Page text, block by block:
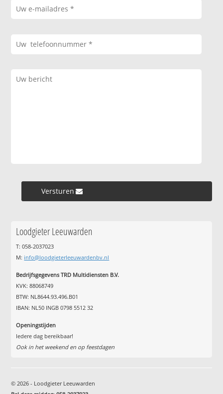
Versturen »
Loodgieter Leeuwarden
T: 058-2037023
M: info@loodgieterleeuwardenbv.nl
Bedrijfsgegevens TRD Multidiensten B.V.
KVK: 88068749
BTW: NL8644.93.496.B01
IBAN: NL50 INGB 0798 5512 32
Openingstijden
Iedere dag bereikbaar!
Ook in het weekend en op feestdagen
© 2026 - Loodgieter Leeuwarden